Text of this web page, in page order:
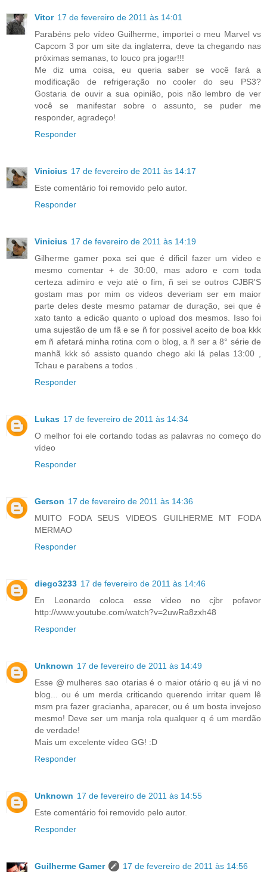
Vitor 17 de fevereiro de 2011 às 14:01
Parabéns pelo vídeo Guilherme, importei o meu Marvel vs
Capcom 3 por um site da inglaterra, deve ta chegando nas
próximas semanas, to louco pra jogar!!!
Me diz uma coisa, eu queria saber se você fará a
modificação de refrigeração no cooler do seu PS3?
Gostaria de ouvir a sua opinião, pois não lembro de ver
você se manifestar sobre o assunto, se puder me
responder, agradeço!
Responder
Vinicius 17 de fevereiro de 2011 às 14:17
Este comentário foi removido pelo autor.
Responder
Vinicius 17 de fevereiro de 2011 às 14:19
Gilherme gamer poxa sei que é dificil fazer um video e
mesmo comentar + de 30:00, mas adoro e com toda
certeza adimiro e vejo até o fim, ñ sei se outros CJBR'S
gostam mas por mim os videos deveriam ser em maior
parte deles deste mesmo patamar de duração, sei que é
xato tanto a edicão quanto o upload dos mesmos. Isso foi
uma sujestão de um fã e se ñ for possivel aceito de boa kkk
em ñ afetará minha rotina com o blog, a ñ ser a 8° série de
manhã kkk só assisto quando chego aki lá pelas 13:00 ,
Tchau e parabens a todos .
Responder
Lukas 17 de fevereiro de 2011 às 14:34
O melhor foi ele cortando todas as palavras no começo do
vídeo
Responder
Gerson 17 de fevereiro de 2011 às 14:36
MUITO FODA SEUS VIDEOS GUILHERME MT FODA
MERMAO
Responder
diego3233 17 de fevereiro de 2011 às 14:46
En Leonardo coloca esse video no cjbr pofavor
http://www.youtube.com/watch?v=2uwRa8zxh48
Responder
Unknown 17 de fevereiro de 2011 às 14:49
Esse @ mulheres sao otarias é o maior otário q eu já vi no
blog... ou é um merda criticando querendo irritar quem lê
msm pra fazer gracianha, aparecer, ou é um bosta invejoso
mesmo! Deve ser um manja rola qualquer q é um merdão
de verdade!
Mais um excelente vídeo GG! :D
Responder
Unknown 17 de fevereiro de 2011 às 14:55
Este comentário foi removido pelo autor.
Responder
Guilherme Gamer
17 de fevereiro de 2011 às 14:56